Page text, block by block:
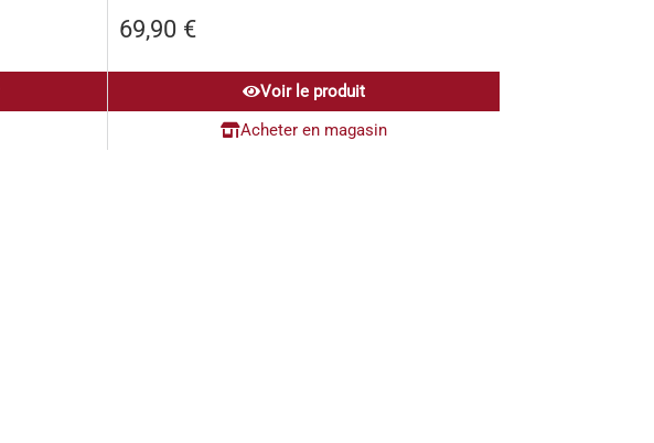
69,90 €
Voir le produit
Acheter en magasin